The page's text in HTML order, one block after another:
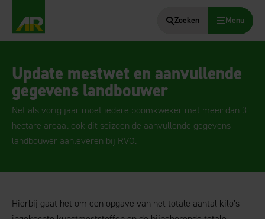
AgruniekRijnvallei
Zoeken Menu
Update mestwet en aanvullende
gegevens landbouwer
Net als vorig jaar moet iedere boomkweker met meer dan 3
hectare areaal ook dit seizoen de aanvullende gegevens
landbouwer aanleveren bij RVO.
Hierbij gaat het om een opgave van het totale aantal kilo’s